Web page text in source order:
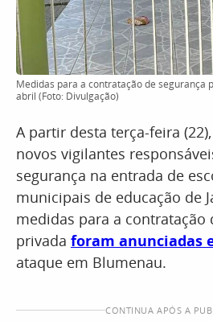
Medidas para a contratação de segurança
abril (Foto: Divulgação)
A partir desta terça-feira
novos vigilantes
segurança na entrada de
municipais de educação de
medidas para a contratação
privada foram anunciadas
ataque em Blumenau.
CONTINUA APÓS A